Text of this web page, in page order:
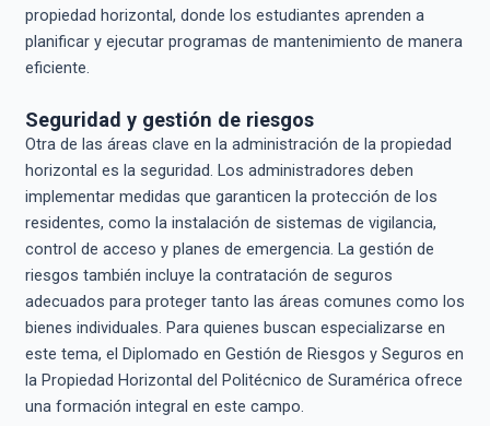
propiedad horizontal, donde los estudiantes aprenden a
planificar y ejecutar programas de mantenimiento de manera
eficiente.
Seguridad y gestión de riesgos
Otra de las áreas clave en la administración de la propiedad
horizontal es la seguridad. Los administradores deben
implementar medidas que garanticen la protección de los
residentes, como la instalación de sistemas de vigilancia,
control de acceso y planes de emergencia. La gestión de
riesgos también incluye la contratación de seguros
adecuados para proteger tanto las áreas comunes como los
bienes individuales. Para quienes buscan especializarse en
este tema, el Diplomado en Gestión de Riesgos y Seguros en
la Propiedad Horizontal del Politécnico de Suramérica ofrece
una formación integral en este campo.